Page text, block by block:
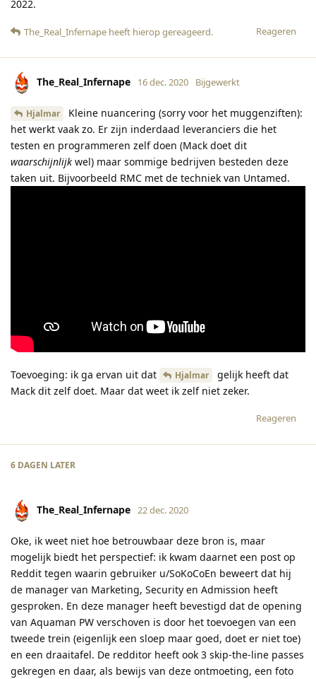
2022.
Reageren
The_Real_Infernape heeft hierop gereageerd.
The_Real_Infernape 16 dec. 2020 Bijgewerkt
Hjalmar
Kleine nuancering (sorry voor het muggenziften):
het werkt vaak zo. Er zijn inderdaad leveranciers die het
testen en programmeren zelf doen (Mack doet dit
waarschijnlijk wel) maar sommige bedrijven besteden deze
taken uit. Bijvoorbeeld RMC met de techniek van Untamed.
Toevoeging: ik ga ervan uit dat Hjalmar
gelijk heeft dat
Mack dit zelf doet. Maar dat weet ik zelf niet zeker.
Reageren
6 DAGEN LATER
The_Real_Infernape 22 dec. 2020
Oke, ik weet niet hoe betrouwbaar deze bron is, maar
mogelijk biedt het perspectief: ik kwam daarnet een post op
Reddit tegen waarin gebruiker u/SoKoCoEn beweert dat hij
de manager van Marketing, Security en Admission heeft
gesproken. En deze manager heeft bevestigd dat de opening
van Aquaman PW verschoven is door het toevoegen van een
tweede trein (eigenlijk een sloep maar goed, doet er niet toe)
en een draaitafel. De redditor heeft ook 3 skip-the-line passes
gekregen en daar, als bewijs van deze ontmoeting, een foto